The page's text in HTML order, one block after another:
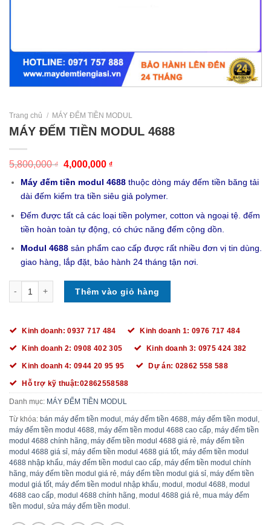
Trang chủ / MÁY ĐẾM TIỀN MODUL
MÁY ĐẾM TIỀN MODUL 4688
5,800,000₫ 4,000,000 ₫
Máy đếm tiền modul 4688thuộc dòng máy đếm tiền băng tải
dài đếm kiểm tra tiền siêu giả polymer.
Đếm được tất cả các loại tiền polymer, cotton và ngoại tệ. đếm
tiền hoàn toàn tự động, có chức năng đếm cộng dồn.
Modul 4688sản phẩm cao cấp được rất nhiều đơn vị tin dùng.
giao hàng, lắp đặt, bảo hành 24 tháng tận nơi.
MÁY ĐẾM TIỀN MODUL 4688 số lượng
Thêm vào giỏ hàng
Kinh doanh: 0937 717 484 Kinh doanh 1: 0976 717 484
Kinh doanh 2: 0908 402 305 Kinh doanh 3: 0975 424 382
Kinh doanh 4: 0944 20 95 95 Dự án: 02862 558 588
Hỗ trợ kỹ thuật:02862558588
Danh mục: MÁY ĐẾM TIỀN MODUL
Từ khóa: bán máy đếm tiền modul máy đếm tiền 4688 máy đếm tiền modul
máy đếm tiền modul 4688 máy đếm tiền modul 4688 cao cấp máy đếm tiền
modul 4688 chính hãng máy đếm tiền modul 4688 giá rẻ máy đếm tiền
modul 4688 giá sỉ máy đếm tiền modul 4688 giá tốt máy đếm tiền modul
4688 nhập khẩu máy đếm tiền modul cao cấp máy đếm tiền modul chính
hãng máy đếm tiền modul giá rẻ máy đếm tiền modul giá sỉ máy đếm tiền
modul giá tốt máy đếm tiền modul nhập khẩu modul modul 4688 modul
4688 cao cấp modul 4688 chính hãng modul 4688 giá rẻ mua máy đếm
tiền modul
sửa máy đếm tiền modul.